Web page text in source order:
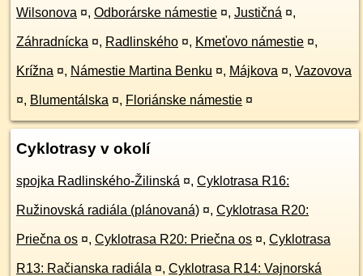
Wilsonova ¤, Odborárske námestie ¤, Justičná ¤,
Záhradnícka ¤, Radlinského ¤, Kmeťovo námestie ¤,
Krížna ¤, Námestie Martina Benku ¤, Májkova ¤, Vazovova
¤, Blumentálska ¤, Floriánske námestie ¤
Cyklotrasy v okolí
spojka Radlinského-Žilinská ¤, Cyklotrasa R16:
Ružinovská radiála (plánovaná) ¤, Cyklotrasa R20:
Priečna os ¤, Cyklotrasa R20: Priečna os ¤, Cyklotrasa
R13: Račianska radiála ¤, Cyklotrasa R14: Vajnorská